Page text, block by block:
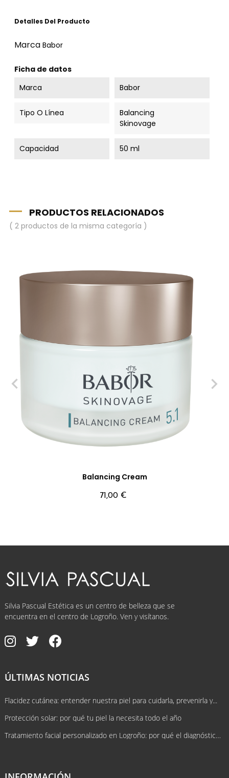
Detalles Del Producto
Marca Babor
Ficha de datos
Marca
Babor
Tipo O Línea
Balancing
Skinovage
Capacidad 50 ml
PRODUCTOS RELACIONADOS
( 2 productos de la misma categoría )
Balancing Cream
Precio
71,00 €
Silvia Pascual Estética es un centro de belleza que se
encuentra en el centro de Logroño. Ven y visítanos.
ÚLTIMAS NOTICIAS
Flacidez cutánea: entender nuestra piel para cuidarla, prevenirla y...
Protección solar: por qué tu piel la necesita todo el año
Tratamiento facial personalizado en Logroño: por qué el diagnóstico lo cambia...